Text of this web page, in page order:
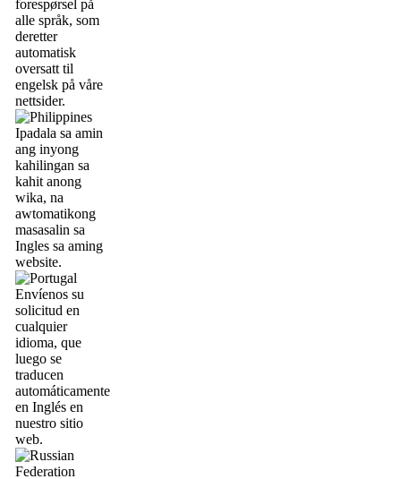
forespørsel på
alle språk, som
deretter
automatisk
oversatt til
engelsk på våre
nettsider.
Ipadala sa amin
ang inyong
kahilingan sa
kahit anong
wika, na
awtomatikong
masasalin sa
Ingles sa aming
website.
Envíenos su
solicitud en
cualquier
idioma, que
luego se
traducen
automáticamente
en Inglés en
nuestro sitio
web.